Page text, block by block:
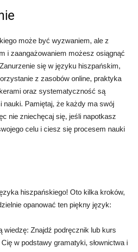
może być wyzwaniem, ale z
i zaangażowaniem możesz osiągnąć
się w języku hiszpańskim,
z zasobów online, praktyka
oraz systematyczność są
nauki. Pamiętaj, że każdy ma swój
nie zniechęcaj się, jeśli napotkasz
celu i ciesz się procesem nauki
hiszpańskiego! Oto kilka kroków,
opanować ten piękny język:
wiedzę: Znajdź podręcznik lub kurs
w podstawy gramatyki, słownictwa i